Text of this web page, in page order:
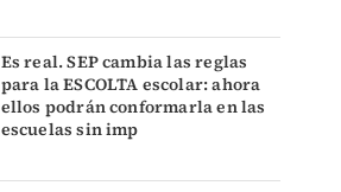
Es real. SEP cambia las reglas
para la ESCOLTA escolar: ahora
ellos podrán conformarla en las
escuelas sin imp